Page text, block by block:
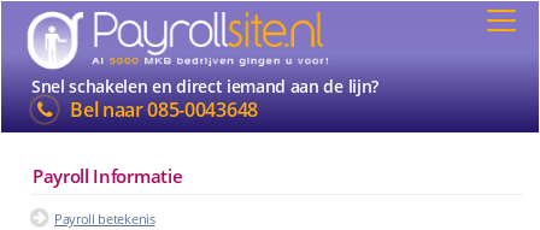
Snel schakelen en direct iemand aan de lijn?
Bel naar085-0043648
Payroll Informatie
Payroll betekenis